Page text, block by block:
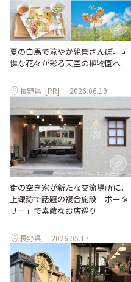
夏の白馬で涼やか絶景さんぽ。可
憐な花々が彩る天空の植物園へ
長野県 [PR] 2026.06.19
街の空き家が新たな交流場所に。
上諏訪で話題の複合施設「ポータ
リー」で素敵なお店巡り
長野県 2026.05.17